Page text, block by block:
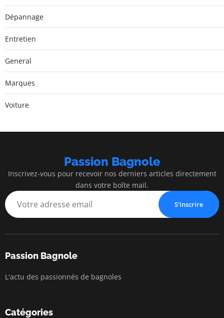
Dépannage
Entretien
General
Marques
Voiture
Passion Bagnole
Inscrivez-vous pour recevoir nos derniers articles directement
dans votre boîte mail.
S'inscrire
Passion Bagnole
L'actu des passionnés de bagnoles
Catégories